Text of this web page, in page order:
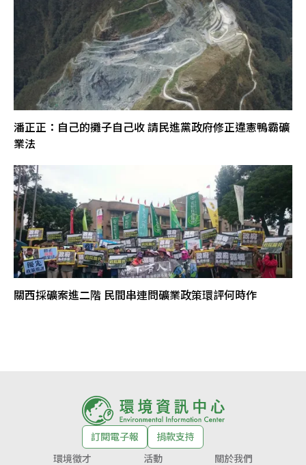
潘正正：自己的攤子自己收 請民進黨政府修正違憲鴨霸礦
業法
關西採礦案進二階 民間串連問礦業政策環評何時作
訂閱電子報
捐款支持
環境徵才
活動 關於我們